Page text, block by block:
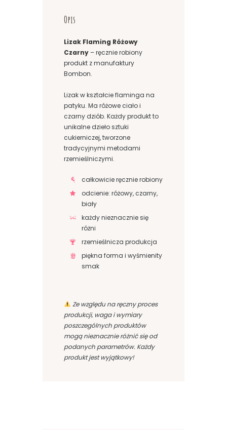
Opis
Lizak Flaming Różowy
Czarny – ręcznie robiony
produkt z manufaktury
Bombon.
Lizak w kształcie flaminga na
patyku. Ma różowe ciało i
czarny dziób. Każdy produkt to
unikalne dzieło sztuki
cukierniczej, tworzone
tradycyjnymi metodami
rzemieślniczymi.
całkowicie ręcznie robiony
odcienie: różowy, czarny,
biały
każdy nieznacznie się
różni
rzemieślnicza produkcja
piękna forma i wyśmienity
smak
Ze względu na ręczny proces
produkcji, waga i wymiary
poszczególnych produktów
mogą nieznacznie różnić się od
podanych parametrów. Każdy
produkt jest wyjątkowy!